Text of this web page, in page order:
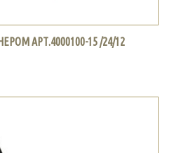
АРТ.4000100-15 /24/12